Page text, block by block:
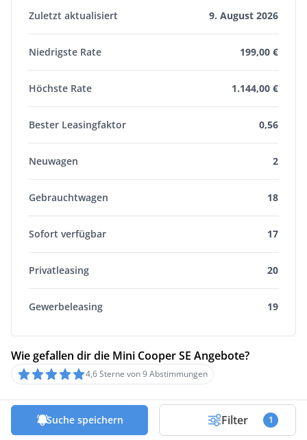
Suche speichern Filter 1
Zuletzt aktualisiert 9. August 2026
Niedrigste Rate 199,00 €
Höchste Rate 1.144,00 €
Bester Leasingfaktor 0,56
Neuwagen 2
Gebrauchtwagen 18
Sofort verfügbar 17
Privatleasing 20
Gewerbeleasing 19
Wie gefallen dir die Mini Cooper SE Angebote?
4,6 Sterne von 9 Abstimmungen
Mini Cooper SE Preisverlauf
Zeitraum Angebots-Typ